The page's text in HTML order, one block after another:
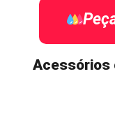
Acessórios